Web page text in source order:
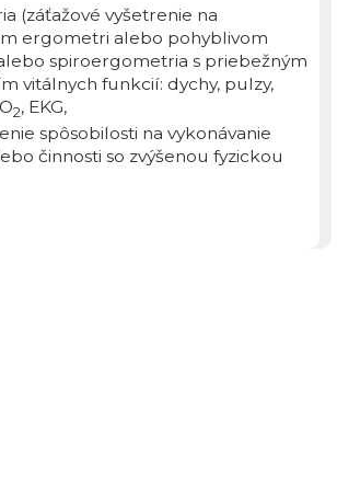
(záťažové vyšetrenie na
ergometri alebo pohyblivom
spiroergometria s priebežným
vitálnych funkcií: dychy, pulzy,
2, EKG,
spôsobilosti na vykonávanie
činnosti so zvýšenou fyzickou